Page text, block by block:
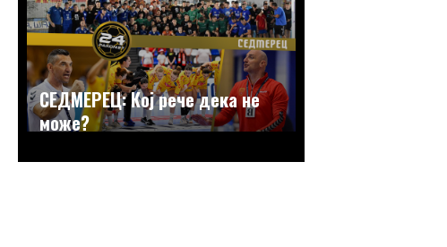
СЕДМЕРЕЦ: Кој рече дека не
може?